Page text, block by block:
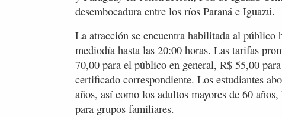
desembocadura entre los ríos Paraná e Iguazú.
La atracción se encuentra habilitada al público
mediodía hasta las 20:00 horas. Las tarifas
70,00 para el público en general, R$ 55,00
certificado correspondiente. Los estudiantes
años, así como los adultos mayores de 60
para grupos familiares.